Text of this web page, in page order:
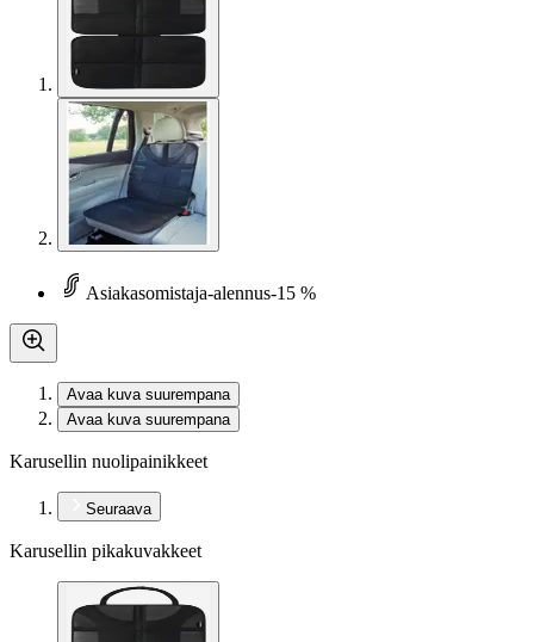
Asiakasomistaja-alennus-15 %
Avaa kuva suurempana
Avaa kuva suurempana
Karusellin nuolipainikkeet
Seuraava
Karusellin pikakuvakkeet